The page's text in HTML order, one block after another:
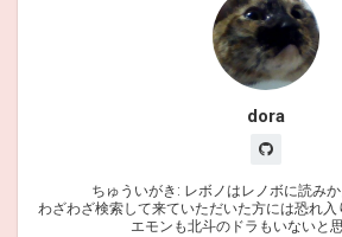
dora
ちゅういがき: レボノはレノボに読みか
わざわざ検索して来ていただいた方には恐れ
エモンも北斗のドラもいないと思